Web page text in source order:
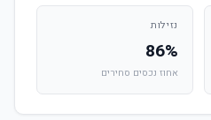
נזילות
86%
אחוז נכסים סחירים